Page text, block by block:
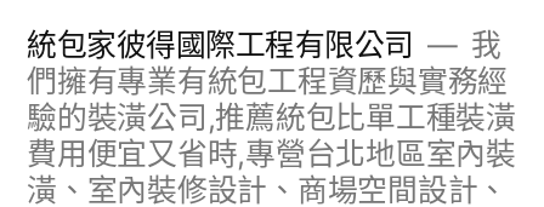
統包家彼得國際工程有限公司
我
們擁有專業有統包工程資歷與實務經
驗的裝潢公司,推薦統包比單工種裝潢
費用便宜又省時,專營台北地區室內裝
潢、室內裝修設計、商場空間設計、